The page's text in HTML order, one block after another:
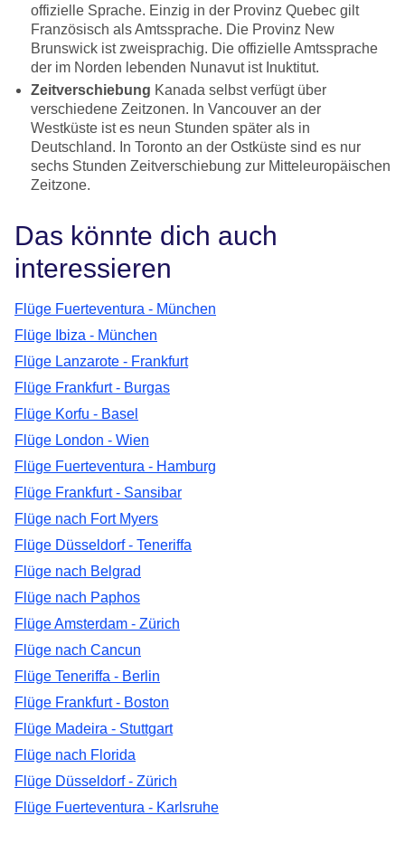
offizielle Sprache. Einzig in der Provinz Quebec gilt
Französisch als Amtssprache. Die Provinz New
Brunswick ist zweisprachig. Die offizielle Amtssprache
der im Norden lebenden Nunavut ist Inuktitut.
Zeitverschiebung Kanada selbst verfügt über
verschiedene Zeitzonen. In Vancouver an der
Westküste ist es neun Stunden später als in
Deutschland. In Toronto an der Ostküste sind es nur
sechs Stunden Zeitverschiebung zur Mitteleuropäischen
Zeitzone.
Das könnte dich auch
interessieren
Flüge Fuerteventura - München
Flüge Ibiza - München
Flüge Lanzarote - Frankfurt
Flüge Frankfurt - Burgas
Flüge Korfu - Basel
Flüge London - Wien
Flüge Fuerteventura - Hamburg
Flüge Frankfurt - Sansibar
Flüge nach Fort Myers
Flüge Düsseldorf - Teneriffa
Flüge nach Belgrad
Flüge nach Paphos
Flüge Amsterdam - Zürich
Flüge nach Cancun
Flüge Teneriffa - Berlin
Flüge Frankfurt - Boston
Flüge Madeira - Stuttgart
Flüge nach Florida
Flüge Düsseldorf - Zürich
Flüge Fuerteventura - Karlsruhe